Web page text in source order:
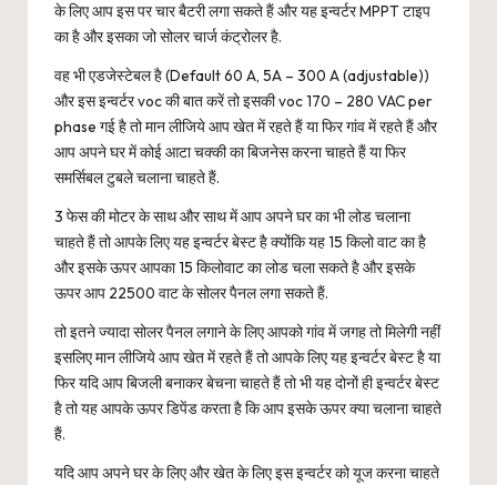
के लिए आप इस पर चार बैटरी लगा सकते हैं और यह इन्वर्टर MPPT टाइप
का है और इसका जो सोलर चार्ज कंट्रोलर है.
वह भी एडजेस्टेबल है (Default 60 A, 5A – 300 A (adjustable))
और इस इन्वर्टर voc की बात करें तो इसकी voc 170 – 280 VAC per
phase गई है तो मान लीजिये आप खेत में रहते हैं या फिर गांव में रहते हैं और
आप अपने घर में कोई आटा चक्की का बिजनेस करना चाहते हैं या फिर
समर्सिबल टुबले चलाना चाहते हैं.
3 फेस की मोटर के साथ और साथ में आप अपने घर का भी लोड चलाना
चाहते हैं तो आपके लिए यह इन्वर्टर बेस्ट है क्योंकि यह 15 किलो वाट का है
और इसके ऊपर आपका 15 किलोवाट का लोड चला सकते है और इसके
ऊपर आप 22500 वाट के सोलर पैनल लगा सकते हैं.
तो इतने ज्यादा सोलर पैनल लगाने के लिए आपको गांव में जगह तो मिलेगी नहीं
इसलिए मान लीजिये आप खेत में रहते हैं तो आपके लिए यह इन्वर्टर बेस्ट है या
फिर यदि आप बिजली बनाकर बेचना चाहते हैं तो भी यह दोनों ही इन्वर्टर बेस्ट
है तो यह आपके ऊपर डिपेंड करता है कि आप इसके ऊपर क्या चलाना चाहते
हैं.
यदि आप अपने घर के लिए और खेत के लिए इस इन्वर्टर को यूज करना चाहते